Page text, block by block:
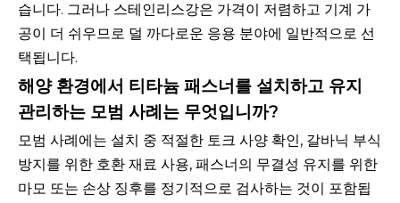
습니다. 그러나 스테인리스강은 가격이 저렴하고 기계 가
공이 더 쉬우므로 덜 까다로운 응용 분야에 일반적으로 선
택됩니다.
해양 환경에서 티타늄 패스너를 설치하고 유지
관리하는 모범 사례는 무엇입니까?
모범 사례에는 설치 중 적절한 토크 사양 확인, 갈바닉 부식
방지를 위한 호환 재료 사용, 패스너의 무결성 유지를 위한
마모 또는 손상 징후를 정기적으로 검사하는 것이 포함됩